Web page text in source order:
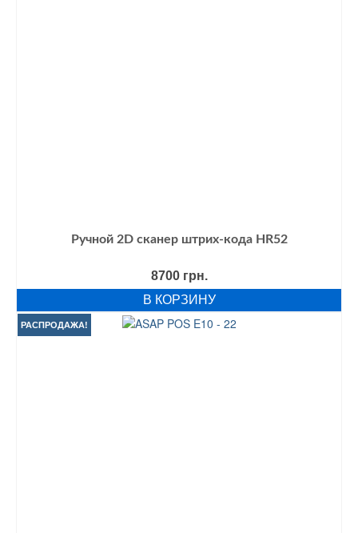
Ручной 2D сканер штрих-кода HR52
8700 грн.
В КОРЗИНУ
РАСПРОДАЖА!